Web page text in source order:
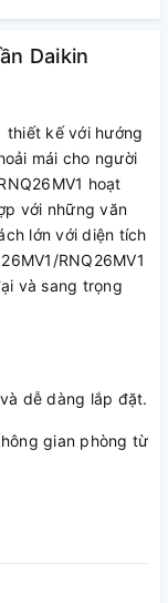
Daikin
thiết kế với hướng
mái cho người
hoạt
với những văn
lớn với diện tích
RNQ26MV1
và sang trọng
dễ dàng lắp đặt.
gian phòng từ